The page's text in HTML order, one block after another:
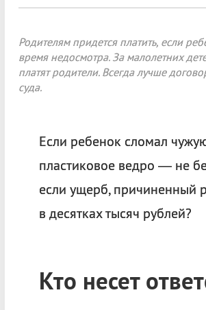
Родителям придется платить, если
время недосмотра. За малолетних
платят родители. Всегда лучше
суда.
Если ребенок сломал
пластиковое ведро — не
если ущерб, причиненный
в десятках тысяч рублей?
Кто несет